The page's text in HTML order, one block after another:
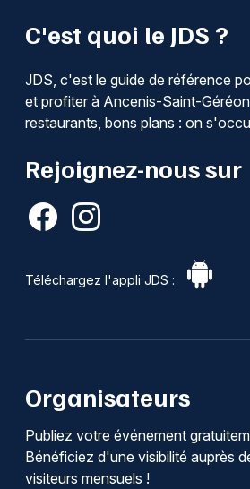
C'est quoi le JDS ?
JDS, c'est le guide de référence
et profiter à Ancenis-Saint-
restaurants, bons plans : on
Rejoignez-nous sur
Téléchargez l'appli JDS :
Organisateurs
Publiez votre événement
Bénéficiez d'une visibilité auprès
visiteurs mensuels !